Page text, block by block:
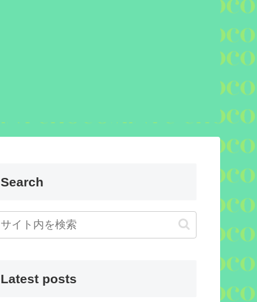
Search
Latest posts